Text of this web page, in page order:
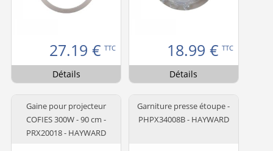
27.19 € TTC
Détails
18.99 € TTC
Détails
Gaine pour projecteur
COFIES 300W - 90 cm -
PRX20018 - HAYWARD
Garniture presse étoupe -
PHPX34008B - HAYWARD